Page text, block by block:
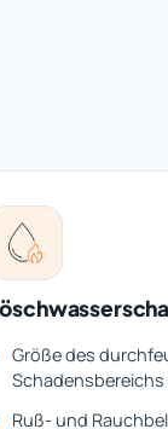
Größe des
Schadensbereichs
Ruß- und